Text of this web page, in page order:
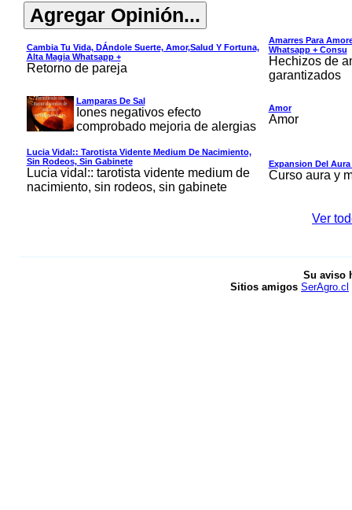
Cambia Tu Vida, DÁndole Suerte, Amor,salud Y Fortuna,
Alta Magia Whatsapp +
Retorno de pareja
Amarres Para
Whatsapp + Consu
Hechizos de
garantizados
Lamparas De Sal
Iones negativos efecto
comprobado mejoria de alergias
Amor
Amor
Lucia Vidal:: Tarotista Vidente Medium De Nacimiento,
Sin Rodeos, Sin Gabinete
Lucia vidal:: tarotista vidente medium de
nacimiento, sin rodeos, sin gabinete
Expansion Del Aura
Curso aura y
Ver
Su aviso
Sitios amigos SerAgro.cl